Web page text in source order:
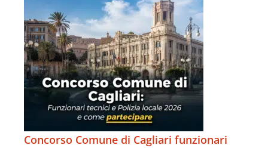
Concorso Comune di Cagliari funzionari